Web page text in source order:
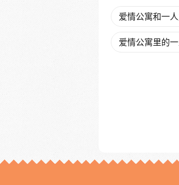
爱情公寓和一
爱情公寓里的